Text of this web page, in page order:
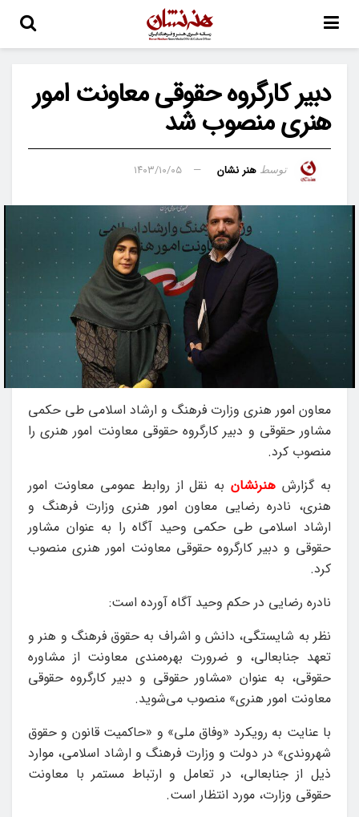
دبیر کارگروه حقوقی معاونت امور
هنری منصوب شد
توسط هنر نشان ۱۴۰۳/۱۰/۰۵
معاون امور هنری وزارت فرهنگ و ارشاد اسلامی طی حکمی
مشاور حقوقی و دبیر کارگروه حقوقی معاونت امور هنری را
منصوب کرد.
به گزارش هنرنشانبه نقل از روابط عمومی معاونت امور
هنری، نادره رضایی معاون امور هنری وزارت فرهنگ و
ارشاد اسلامی طی حکمی وحید آگاه را به عنوان مشاور
حقوقی و دبیر کارگروه حقوقی معاونت امور هنری منصوب
کرد.
نادره رضایی در حکم وحید آگاه آورده است:
نظر به شایستگی،‌ دانش و اشراف به حقوق فرهنگ و هنر و
تعهد جنابعالی، و ضرورت بهره‌مندی معاونت از مشاوره
حقوقی، به عنوان «مشاور حقوقی و دبیر کارگروه حقوقی
معاونت امور هنری» منصوب می‌شوید.
با عنایت به رویکرد «وفاق ملی» و «حاکمیت قانون و حقوق
شهروندی» در دولت و وزارت فرهنگ و ارشاد اسلامی، موارد
ذیل از جنابعالی، در تعامل و ارتباط مستمر با معاونت
حقوقی وزارت، مورد انتظار است.